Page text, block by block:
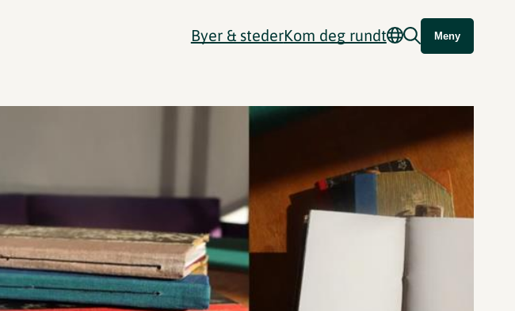
Byer & stederKom deg rundt Meny